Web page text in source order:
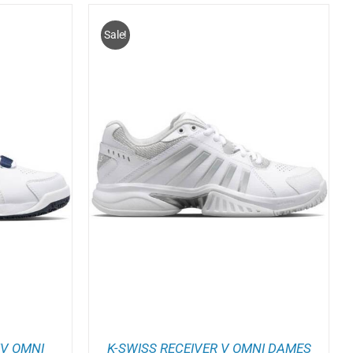
OMNI
Sale!
DETAILS
K-SWISS RECEIVER V OMNI DAMES